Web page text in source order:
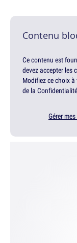
Contenu
Ce contenu est
devez accepter les
Modifiez ce choix
de la
Gérer